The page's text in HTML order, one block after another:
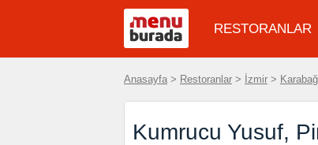
RESTORANLAR
Anasayfa > Restoranlar > İzmir >
Kumrucu Yusuf,